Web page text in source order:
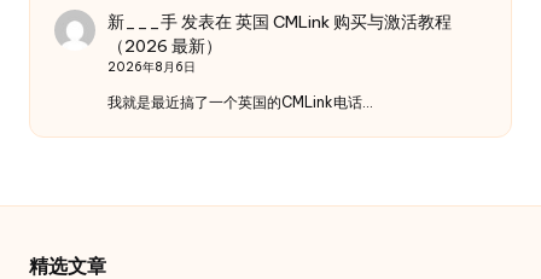
新___手发表在英国 CMLink 购买与激活教程
（2026 最新）
2026年8月6日
我就是最近搞了一个英国的CMLink电话…
精选文章